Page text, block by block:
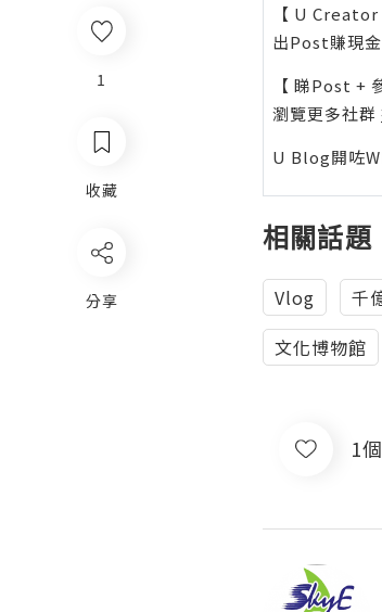
1
收藏
分享
【 U Creator
出Post賺現
【 睇Post +
瀏覽更多社群
U Blog開咗
相關話題
Vlog 千
文化博物館
1